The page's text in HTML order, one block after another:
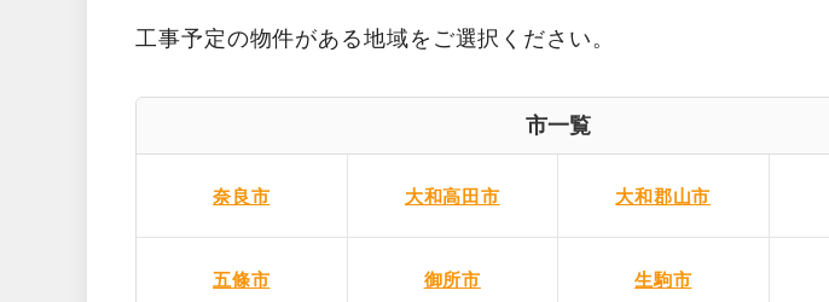
工事予定の物件がある地域をご選択ください。
市一覧
奈良市 大和高田市 大和郡山市
五條市 御所市 生駒市